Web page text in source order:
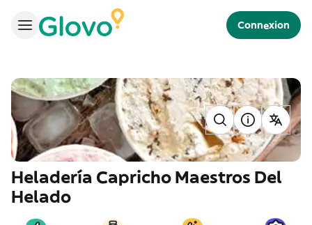
Connexion
Heladería Capricho Maestros Del
Helado